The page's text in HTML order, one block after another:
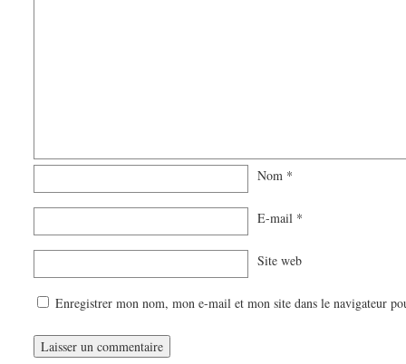
Nom *
E-mail *
Site web
Enregistrer mon nom, mon e-mail et mon site dans le navigateur